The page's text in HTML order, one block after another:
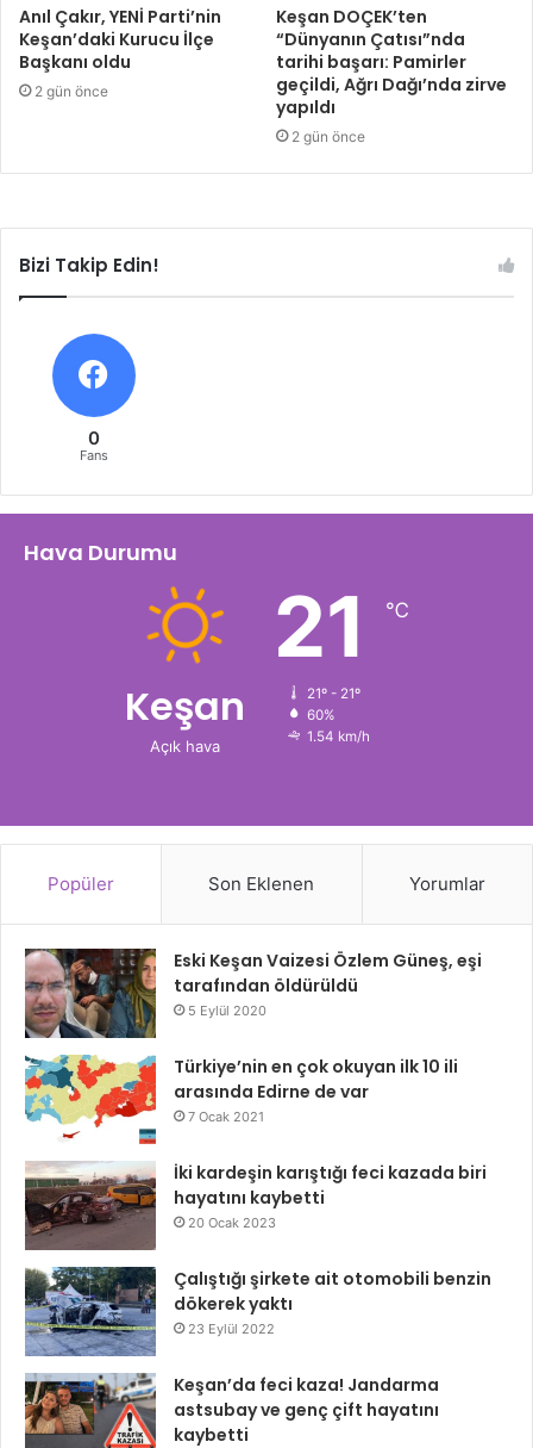
Anıl Çakır, YENİ Parti’nin
Keşan’daki Kurucu İlçe
Başkanı oldu
2 gün önce
Keşan DOÇEK’ten
“Dünyanın Çatısı”nda
tarihi başarı: Pamirler
geçildi, Ağrı Dağı’nda zirve
yapıldı
2 gün önce
Bizi Takip Edin!
0
Fans
Hava Durumu
Keşan
Açık hava
21 ℃
21º - 21º
60%
1.54 km/h
Popüler Son Eklenen Yorumlar
Eski Keşan Vaizesi Özlem Güneş, eşi
tarafından öldürüldü
5 Eylül 2020
Türkiye’nin en çok okuyan ilk 10 ili
arasında Edirne de var
7 Ocak 2021
İki kardeşin karıştığı feci kazada biri
hayatını kaybetti
20 Ocak 2023
Çalıştığı şirkete ait otomobili benzin
dökerek yaktı
23 Eylül 2022
Keşan’da feci kaza! Jandarma
astsubay ve genç çift hayatını
kaybetti